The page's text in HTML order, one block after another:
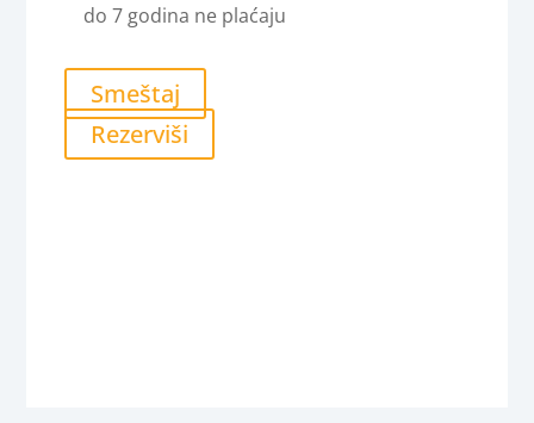
do 7 godina ne plaćaju
Smeštaj
Rezerviši